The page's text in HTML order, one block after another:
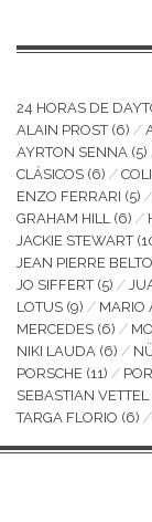
24 HORAS DE
ALAIN PROST(6)
AYRTON SENNA (5)
CLÁSICOS (6)
ENZO FERRARI (5)
GRAHAM HILL(6)
JACKIE STEWART
JEAN PIERRE
JO SIFFERT(5)
LOTUS (9) MARIO
MERCEDES (6)
NIKI LAUDA (6)
PORSCHE (11)
SEBASTIAN VETTEL
TARGA FLORIO (6)